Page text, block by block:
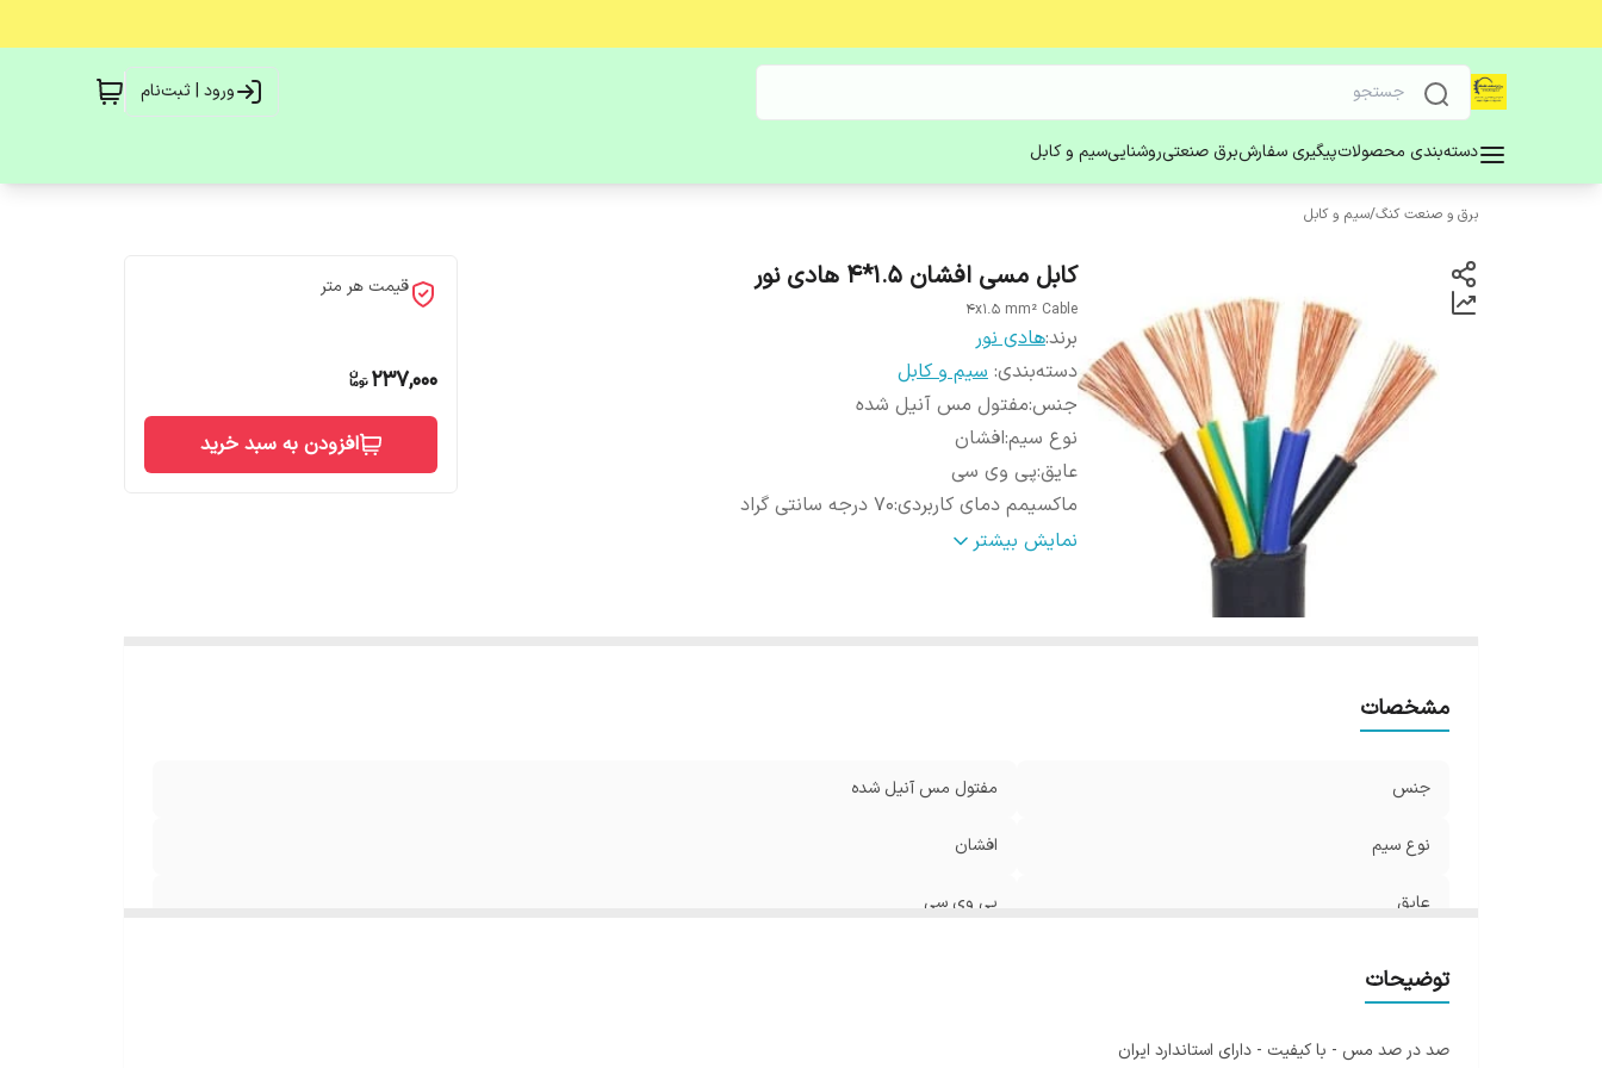
ورود | ثبت‌نام
دسته‌بندی محصولاتپیگیری سفارشبرق صنعتیروشناییسیم و کابل
برق و صنعت کنگ/سیم و کابل
کابل مسی افشان 1.5*4 هادی نور
4x1.5 mm² Cable
برند:هادی نور
دسته‌بندی: سیم و کابل
جنس:مفتول مس آنیل شده
نوع سیم:افشان
عایق:پی وی سی
ماکسیمم دمای کاربردی:70 درجه سانتی گراد
ولتاژ:تا 1000 ولت
نمایش بیشتر
قیمت هر متر
237,000
افزودن به سبد خرید
مشخصات
جنس مفتول مس آنیل شده
نوع سیم افشان
عایق پی وی سی
توضیحات
صد در صد مس - با کیفیت - دارای استاندارد ایران